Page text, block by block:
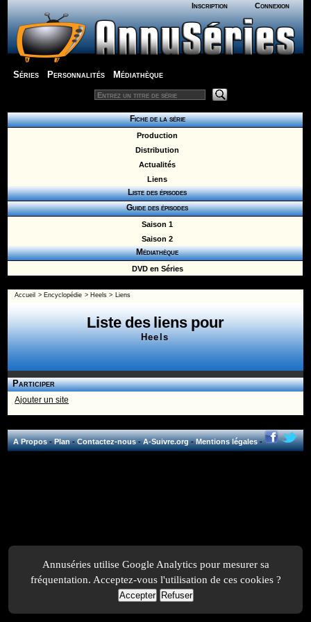
Inscription Connexion
Séries Personnalités Médiathèque
Fiche de la série
Production
Distribution
Actualités
Liens
Liste des épisodes
Guide des épisodes
Saison 1
Saison 2
Médiathèque
DVD en Séries
Accueil > Encyclopédie > Heels > Liens
Liste des liens pour
Heels
Participer
Ajouter un site
A Propos-Plan-Contactez-nous-A-Suivre.org-Mentions légales-
Annuséries utilise Google Analytics pour mesurer sa
fréquentation. Acceptez-vous l'utilisation de ces cookies ?
Accepter Refuser